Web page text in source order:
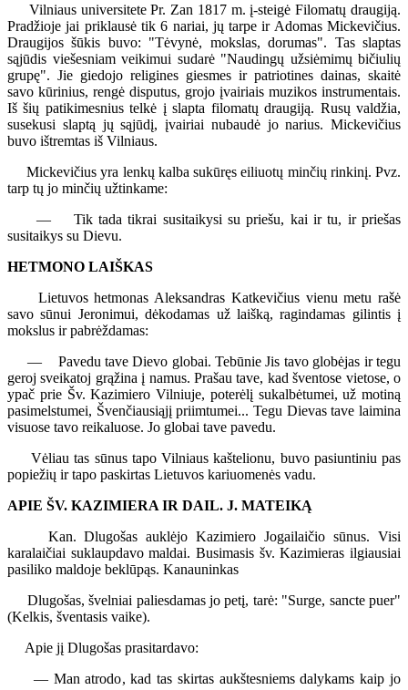
Vilniaus universitete Pr. Zan 1817 m. į-steigė Filomatų draugiją.
Pradžioje jai priklausė tik 6 nariai, jų tarpe ir Adomas Mickevičius.
Draugijos šūkis buvo: "Tėvynė, mokslas, dorumas". Tas slaptas
sąjūdis viešesniam veikimui sudarė "Naudingų užsiėmimų bičiulių
grupę". Jie giedojo religines giesmes ir patriotines dainas, skaitė
savo kūrinius, rengė disputus, grojo įvairiais muzikos instrumentais.
Iš šių patikimesnius telkė į slapta filomatų draugiją. Rusų valdžia,
susekusi slaptą jų sąjūdį, įvairiai nubaudė jo narius. Mickevičius
buvo ištremtas iš Vilniaus.
Mickevičius yra lenkų kalba sukūręs eiliuotų minčių rinkinį. Pvz.
tarp tų jo minčių užtinkame:
— Tik tada tikrai susitaikysi su priešu, kai ir tu, ir priešas
susitaikys su Dievu.
HETMONO LAIŠKAS
Lietuvos hetmonas Aleksandras Katkevičius vienu metu rašė
savo sūnui Jeronimui, dėkodamas už laišką, ragindamas gilintis į
mokslus ir pabrėždamas:
— Pavedu tave Dievo globai. Tebūnie Jis tavo globėjas ir tegu
geroj sveikatoj grąžina į namus. Prašau tave, kad šventose vietose, o
ypač prie Šv. Kazimiero Vilniuje, poterėlį sukalbėtumei, už motiną
pasimelstumei, Švenčiausiąjį priimtumei... Tegu Dievas tave laimina
visuose tavo reikaluose. Jo globai tave pavedu.
Vėliau tas sūnus tapo Vilniaus kaštelionu, buvo pasiuntiniu pas
popiežių ir tapo paskirtas Lietuvos kariuomenės vadu.
APIE ŠV. KAZIMIERA IR DAIL. J. MATEIKĄ
Kan. Dlugošas auklėjo Kazimiero Jogailaičio sūnus. Visi
karalaičiai suklaupdavo maldai. Busimasis šv. Kazimieras ilgiausiai
pasiliko maldoje beklūpąs. Kanauninkas
Dlugošas, švelniai paliesdamas jo petį, tarė: "Surge, sancte puer"
(Kelkis, šventasis vaike).
Apie jį Dlugošas prasitardavo:
— Man atrodo, kad tas skirtas aukštesniems dalykams kaip jo